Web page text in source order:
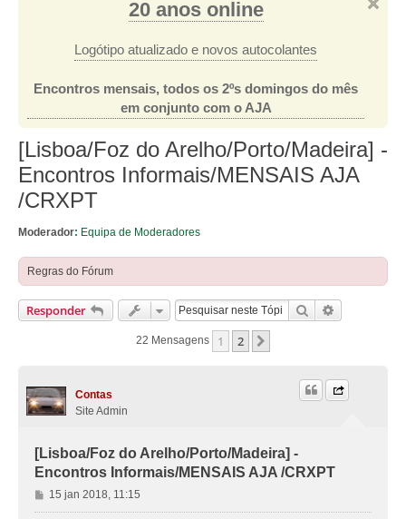
20 anos online
Logótipo atualizado e novos autocolantes
Encontros mensais, todos os 2ºs domingos do mês
em conjunto com o AJA
[Lisboa/Foz do Arelho/Porto/Madeira] -
Encontros Informais/MENSAIS AJA
/CRXPT
Moderador: Equipa de Moderadores
Regras do Fórum
Responder Pesquisar
22 Mensagens 1 2
Contas
Site Admin
[Lisboa/Foz do Arelho/Porto/Madeira] -
Encontros Informais/MENSAIS AJA /CRXPT
M
e
15 jan 2018, 11:15